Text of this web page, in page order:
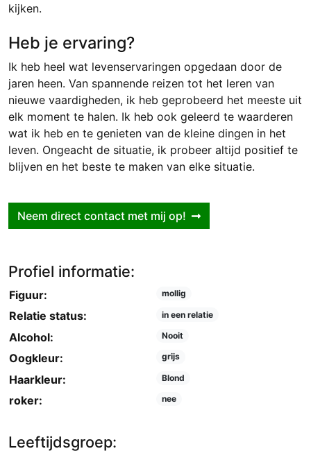
kijken.
Heb je ervaring?
Ik heb heel wat levenservaringen opgedaan door de
jaren heen. Van spannende reizen tot het leren van
nieuwe vaardigheden, ik heb geprobeerd het meeste uit
elk moment te halen. Ik heb ook geleerd te waarderen
wat ik heb en te genieten van de kleine dingen in het
leven. Ongeacht de situatie, ik probeer altijd positief te
blijven en het beste te maken van elke situatie.
Neem direct contact met mij op!
Profiel informatie:
Figuur: mollig
Relatie status: in een relatie
Alcohol: Nooit
Oogkleur: grijs
Haarkleur: Blond
roker: nee
Leeftijdsgroep: